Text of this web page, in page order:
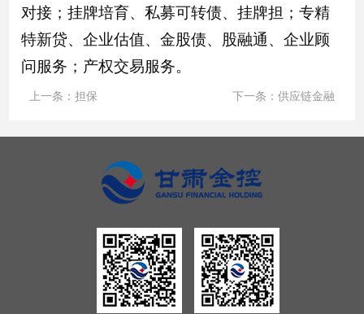
对接；挂牌培育、私募可转债、挂牌担；专精
特新贷、企业估值、金股债、股融通、企业顾
问服务；产权交易服务。
上一条：担保 下一条： 供应链金融